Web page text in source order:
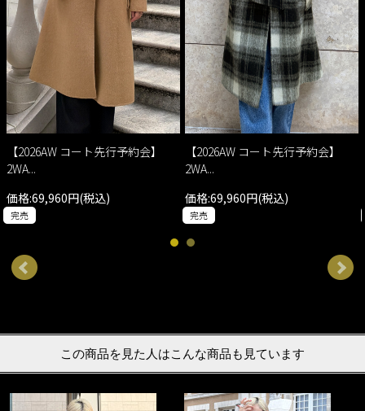
【2026AW コート先行予約会】
2WA...
価格:69,960円(税込)
完売
【2026AW コート先行予約会】
2WA...
価格:69,960円(税込)
完売
この商品を見た人はこんな商品も見ています